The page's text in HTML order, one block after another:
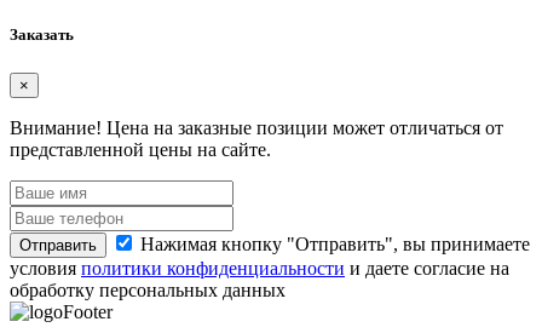
Заказать
×
Внимание! Цена на заказные позиции может отличаться от
представленной цены на сайте.
Отправить
Нажимая кнопку "Отправить", вы принимаете
условия политики конфиденциальности и даете согласие на
обработку персональных данных